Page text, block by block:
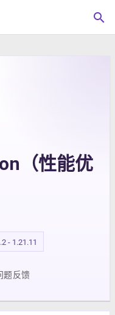
search
（性能优
- 1.21.11
题反馈